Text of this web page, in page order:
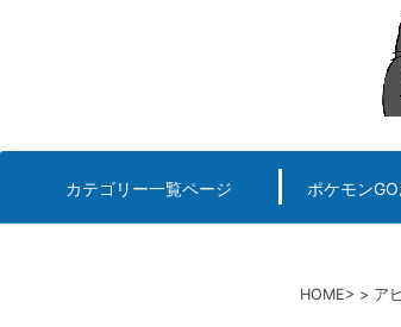
へ
カテゴリー一覧ページ ポケモン
HOME ア